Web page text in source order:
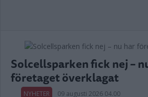
Solcellsparken fick nej –
företaget överklagat
NYHETER 09 augusti 2026 04.00